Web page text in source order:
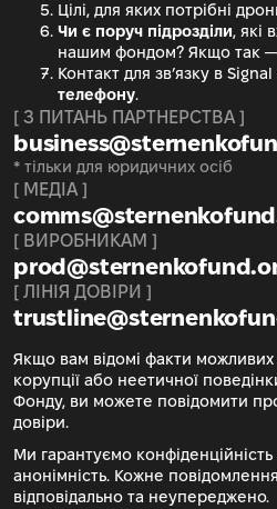
Цілі, для яких потрібні
Чи є поруч підрозділи, які
нашим фондом? Якщо так —
Контакт для звʼязку в
телефону.
[ З ПИТАНЬ ПАРТНЕРСТВА ]
* тільки для юридичних осіб
[ МЕДІА ]
[ ВИРОБНИКАМ ]
[ ЛІНІЯ ДОВІРИ ]
Якщо вам відомі факти
корупції або неетичної
Фонду, ви можете повідомити
довіри.
Ми гарантуємо
анонімність. Кожне
відповідально та неупереджено.